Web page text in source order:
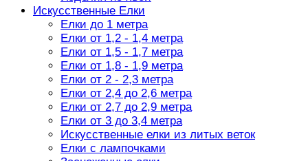
Искусственные Елки
Елки до 1 метра
Елки от 1,2 - 1,4 метра
Елки от 1,5 - 1,7 метра
Елки от 1,8 - 1,9 метра
Елки от 2 - 2,3 метра
Елки от 2,4 до 2,6 метра
Елки от 2,7 до 2,9 метра
Елки от 3 до 3,4 метра
Искусственные елки из литых веток
Елки с лампочками